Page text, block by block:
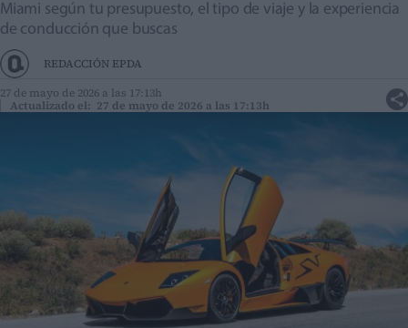
Miami según tu presupuesto, el tipo de viaje y la experiencia
de conducción que buscas
REDACCIÓN EPDA
27 de mayo de 2026 a las 17:13h
Actualizado el: 27 de mayo de 2026 a las 17:13h